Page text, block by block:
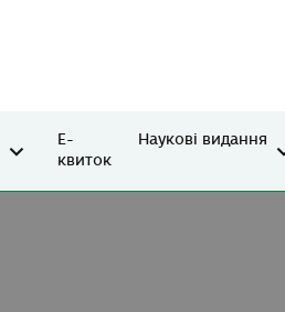
Е-
квиток
Наукові видання